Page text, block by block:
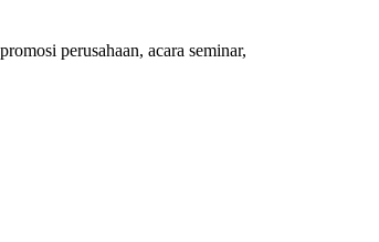
perusahaan, acara seminar,